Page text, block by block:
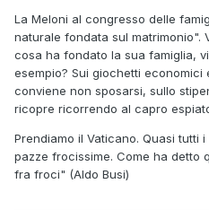
La Meloni al congresso delle
naturale fondata sul matrimonio".
cosa ha fondato la sua famiglia,
esempio? Sui giochetti
conviene non sposarsi, sullo
ricopre ricorrendo al capro
Prendiamo il Vaticano. Quasi tutti
pazze frocissime. Come ha detto
fra froci" (Aldo Busi)